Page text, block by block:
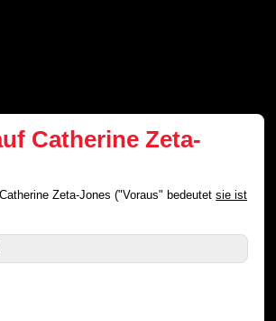
Catherine Zeta-
Zeta-Jones ("Voraus" bedeutetsie ist